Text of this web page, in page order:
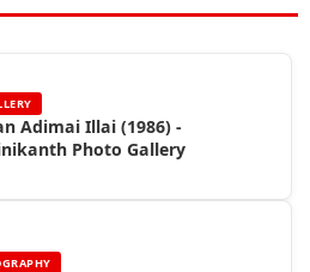
Adimai Illai (1986) -
Photo Gallery